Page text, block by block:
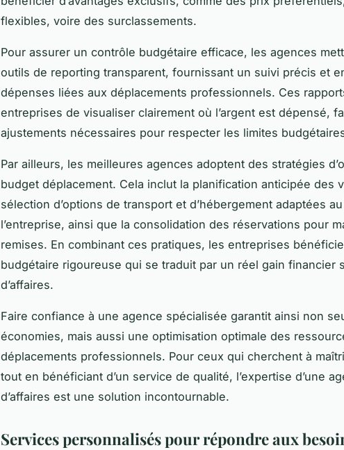
flexibles, voire des surclassements.
Pour assurer un contrôle budgétaire efficace, les agences
outils de reporting transparent, fournissant un suivi précis et
dépenses liées aux déplacements professionnels. Ces
entreprises de visualiser clairement où l’argent est dépensé,
ajustements nécessaires pour respecter les limites
Par ailleurs, les meilleures agences adoptent des stratégies
budget déplacement. Cela inclut la planification anticipée des
sélection d’options de transport et d’hébergement adaptées
l’entreprise, ainsi que la consolidation des réservations pour
remises. En combinant ces pratiques, les entreprises
budgétaire rigoureuse qui se traduit par un réel gain financier
d’affaires.
Faire confiance à une agence spécialisée garantit ainsi non
économies, mais aussi une optimisation optimale des
déplacements professionnels. Pour ceux qui cherchent à
tout en bénéficiant d’un service de qualité, l’expertise d’une
d’affaires est une solution incontournable.
Services personnalisés pour répondre aux